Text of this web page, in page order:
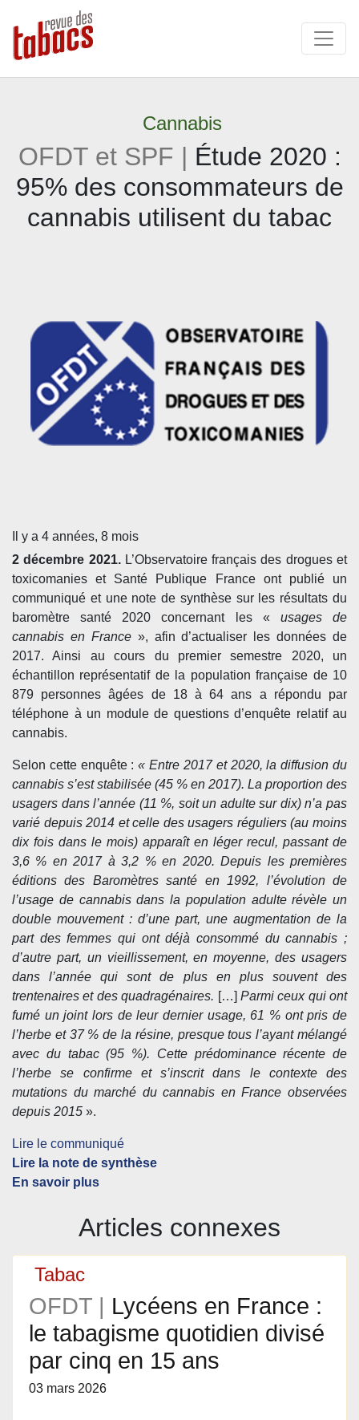
Cannabis
OFDT et SPF | Étude 2020 :
95% des consommateurs de
cannabis utilisent du tabac
Il y a 4 années, 8 mois
2 décembre 2021.L’Observatoire français des drogues et
toxicomanies et Santé Publique France ont publié un
communiqué et une note de synthèse sur les résultats du
baromètre santé 2020 concernant les « usages de
cannabis en France», afin d’actualiser les données de
2017. Ainsi au cours du premier semestre 2020, un
échantillon représentatif de la population française de 10
879 personnes âgées de 18 à 64 ans a répondu par
téléphone à un module de questions d’enquête relatif au
cannabis.
Selon cette enquête :«Entre 2017 et 2020, la diffusion du
cannabis s’est stabilisée (45 % en 2017). La proportion des
usagers dans l’année (11 %, soit un adulte sur dix) n’a pas
varié depuis 2014 et celle des usagers réguliers (au moins
dix fois dans le mois) apparaît en léger recul, passant de
3,6 % en 2017 à 3,2 % en 2020. Depuis les premières
éditions des Baromètres santé en 1992, l’évolution de
l’usage de cannabis dans la population adulte révèle un
double mouvement : d’une part, une augmentation de la
part des femmes qui ont déjà consommé du cannabis ;
d’autre part, un vieillissement, en moyenne, des usagers
dans l’année qui sont de plus en plus souvent des
trentenaires et des quadragénaires. […] Parmi ceux qui ont
fumé un joint lors de leur dernier usage, 61 % ont pris de
l’herbe et 37 % de la résine, presque tous l’ayant mélangé
avec du tabac (95 %). Cette prédominance récente de
l’herbe se confirme et s’inscrit dans le contexte des
mutations du marché du cannabis en France observées
depuis 2015 ».
Lire le communiqué
Lire la note de synthèse
En savoir plus
Articles connexes
Tabac
OFDT | Lycéens en France :
le tabagisme quotidien divisé
par cinq en 15 ans
03 mars 2026